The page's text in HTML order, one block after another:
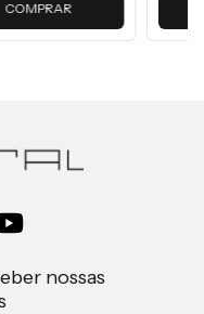
COMPRAR
nossas